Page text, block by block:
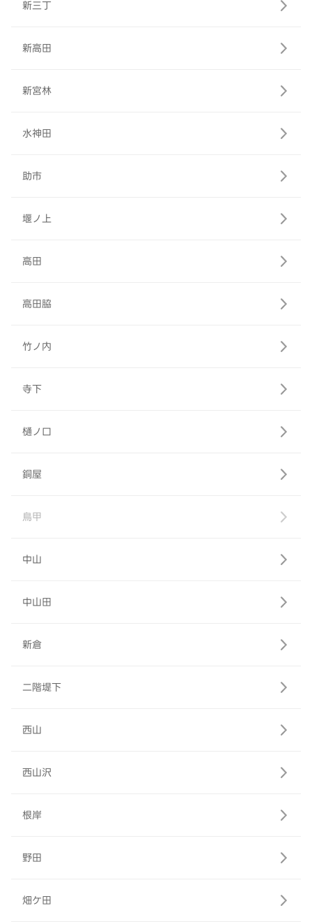
新三丁
新高田
新宮林
水神田
助市
堰ノ上
高田
高田脇
竹ノ内
寺下
樋ノ口
銅屋
鳥甲
中山
中山田
新倉
二階堤下
西山
西山沢
根岸
野田
畑ケ田